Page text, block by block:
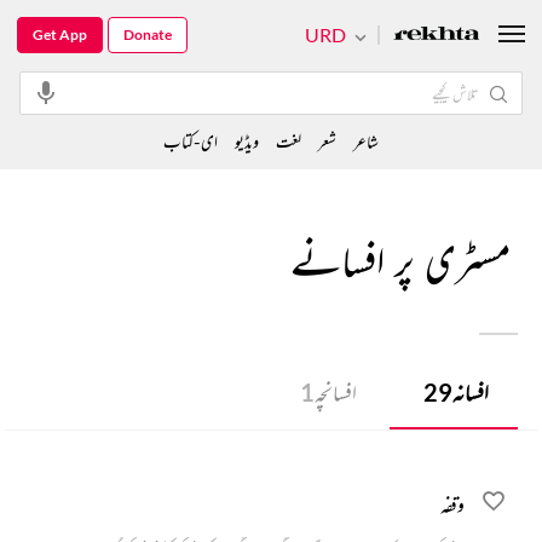
مسٹری پر افسانے
افسانہ29 افسانچہ1
وقفہ
URD
Get App Donate
شاعر شعر لغت ویڈیو ای-کتاب